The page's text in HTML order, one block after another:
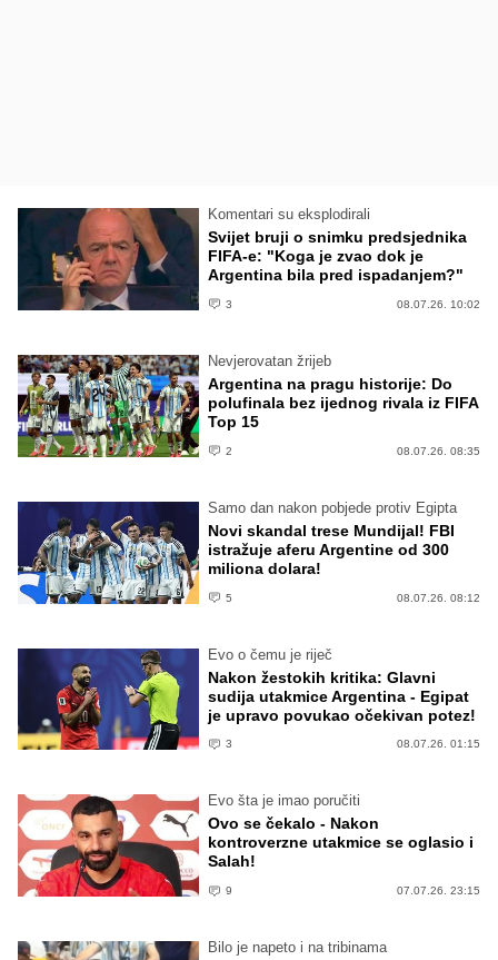
Komentari su eksplodirali
Svijet bruji o snimku predsjednika
FIFA-e: "Koga je zvao dok je
Argentina bila pred ispadanjem?"
3 08.07.26. 10:02
Nevjerovatan žrijeb
Argentina na pragu historije: Do
polufinala bez ijednog rivala iz FIFA
Top 15
2 08.07.26. 08:35
Samo dan nakon pobjede protiv Egipta
Novi skandal trese Mundijal! FBI
istražuje aferu Argentine od 300
miliona dolara!
5 08.07.26. 08:12
Evo o čemu je riječ
Nakon žestokih kritika: Glavni
sudija utakmice Argentina - Egipat
je upravo povukao očekivan potez!
3 08.07.26. 01:15
Evo šta je imao poručiti
Ovo se čekalo - Nakon
kontroverzne utakmice se oglasio i
Salah!
9 07.07.26. 23:15
Bilo je napeto i na tribinama